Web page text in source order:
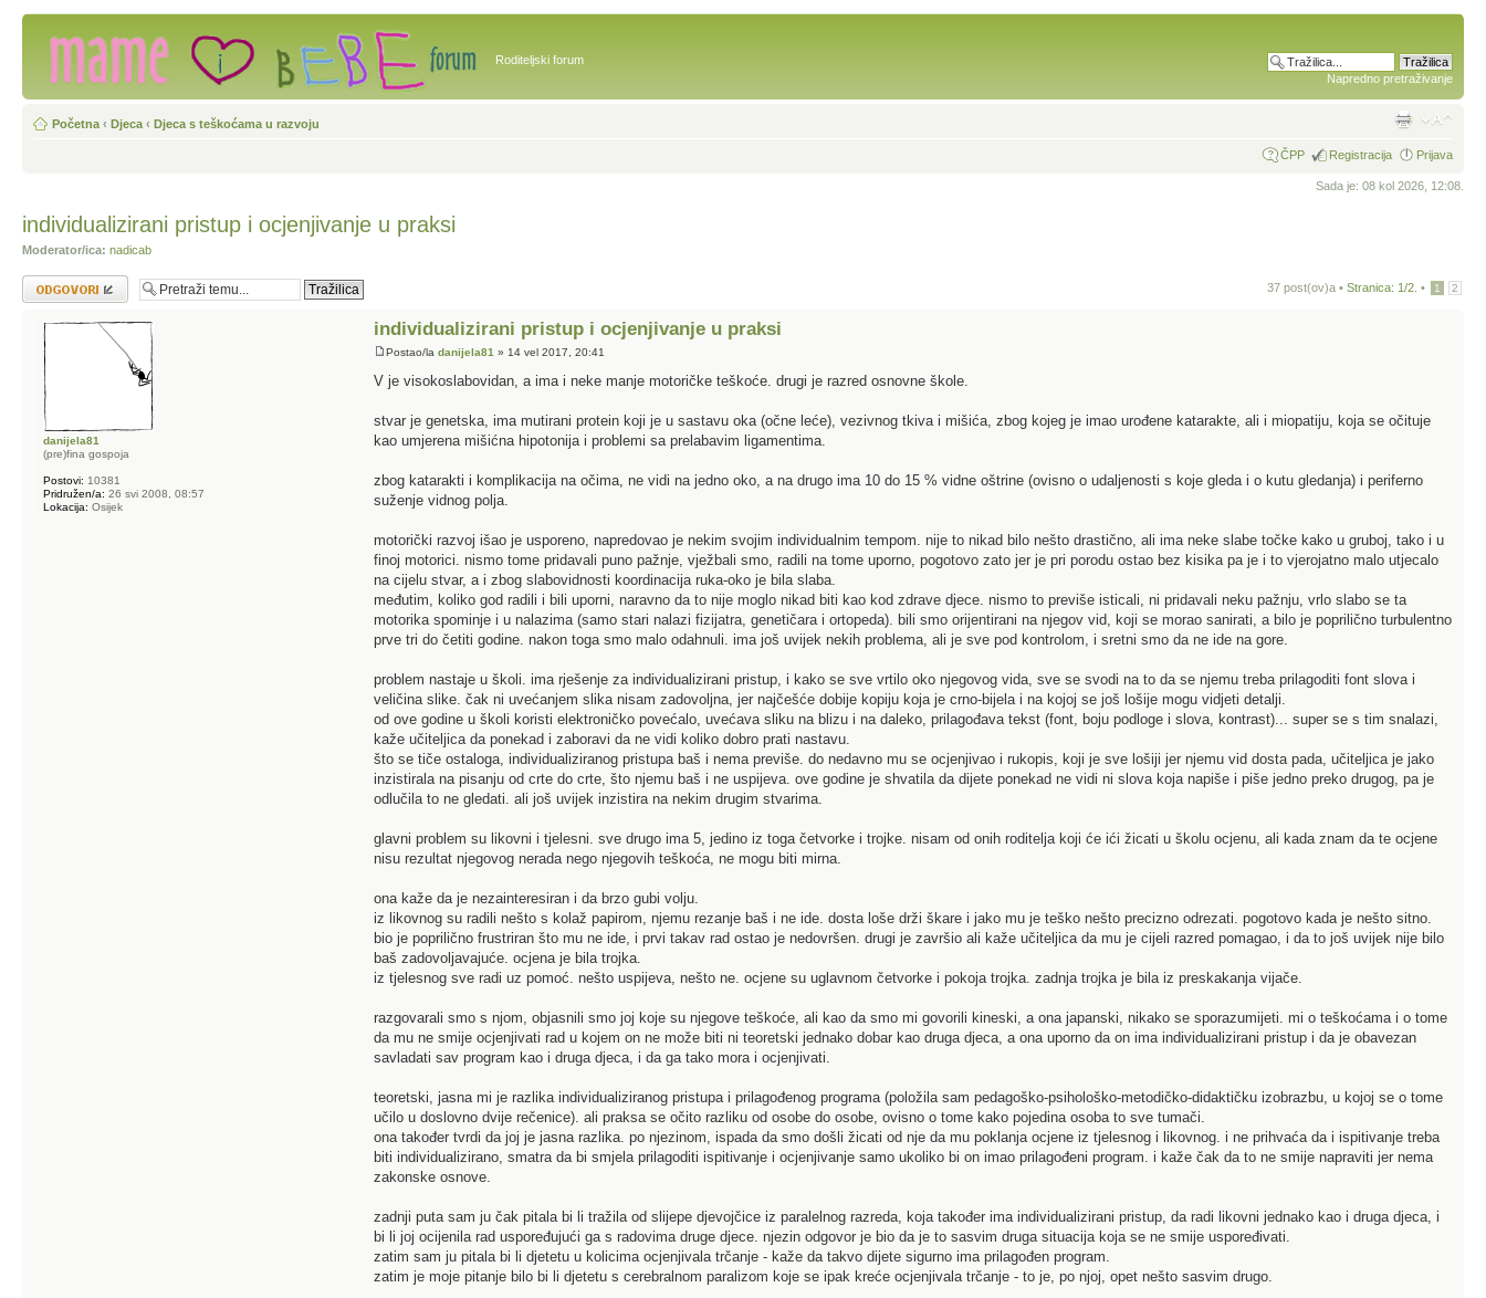
Roditeljski forum
Napredno pretraživanje
Početna ‹ Djeca ‹ Djeca s teškoćama u razvoju
ČPP Registracija Prijava
Sada je: 08 kol 2026, 12:08.
individualizirani pristup i ocjenjivanje u praksi
Moderator/ica: nadicab
Odgovori 37 post(ov)a • Stranica: 1/2 • 1 2
individualizirani pristup i ocjenjivanje u praksi
Postao/ladanijela81 » 14 vel 2017, 20:41
V je visokoslabovidan, a ima i neke manje motoričke teškoće. drugi je razred osnovne škole.
stvar je genetska, ima mutirani protein koji je u sastavu oka (očne leće), vezivnog tkiva i mišića, zbog kojeg je imao urođene katarakte, ali i miopatiju, koja se očituje
kao umjerena mišićna hipotonija i problemi sa prelabavim ligamentima.
zbog katarakti i komplikacija na očima, ne vidi na jedno oko, a na drugo ima 10 do 15 % vidne oštrine (ovisno o udaljenosti s koje gleda i o kutu gledanja) i periferno
suženje vidnog polja.
motorički razvoj išao je usporeno, napredovao je nekim svojim individualnim tempom. nije to nikad bilo nešto drastično, ali ima neke slabe točke kako u gruboj, tako i u
finoj motorici. nismo tome pridavali puno pažnje, vježbali smo, radili na tome uporno, pogotovo zato jer je pri porodu ostao bez kisika pa je i to vjerojatno malo utjecalo
na cijelu stvar, a i zbog slabovidnosti koordinacija ruka-oko je bila slaba.
međutim, koliko god radili i bili uporni, naravno da to nije moglo nikad biti kao kod zdrave djece. nismo to previše isticali, ni pridavali neku pažnju, vrlo slabo se ta
motorika spominje i u nalazima (samo stari nalazi fizijatra, genetičara i ortopeda). bili smo orijentirani na njegov vid, koji se morao sanirati, a bilo je poprilično turbulentno
prve tri do četiti godine. nakon toga smo malo odahnuli. ima još uvijek nekih problema, ali je sve pod kontrolom, i sretni smo da ne ide na gore.
problem nastaje u školi. ima rješenje za individualizirani pristup, i kako se sve vrtilo oko njegovog vida, sve se svodi na to da se njemu treba prilagoditi font slova i
veličina slike. čak ni uvećanjem slika nisam zadovoljna, jer najčešće dobije kopiju koja je crno-bijela i na kojoj se još lošije mogu vidjeti detalji.
od ove godine u školi koristi elektroničko povećalo, uvećava sliku na blizu i na daleko, prilagođava tekst (font, boju podloge i slova, kontrast)... super se s tim snalazi,
kaže učiteljica da ponekad i zaboravi da ne vidi koliko dobro prati nastavu.
što se tiče ostaloga, individualiziranog pristupa baš i nema previše. do nedavno mu se ocjenjivao i rukopis, koji je sve lošiji jer njemu vid dosta pada, učiteljica je jako
inzistirala na pisanju od crte do crte, što njemu baš i ne uspijeva. ove godine je shvatila da dijete ponekad ne vidi ni slova koja napiše i piše jedno preko drugog, pa je
odlučila to ne gledati. ali još uvijek inzistira na nekim drugim stvarima.
glavni problem su likovni i tjelesni. sve drugo ima 5, jedino iz toga četvorke i trojke. nisam od onih roditelja koji će ići žicati u školu ocjenu, ali kada znam da te ocjene
nisu rezultat njegovog nerada nego njegovih teškoća, ne mogu biti mirna.
ona kaže da je nezainteresiran i da brzo gubi volju.
iz likovnog su radili nešto s kolaž papirom, njemu rezanje baš i ne ide. dosta loše drži škare i jako mu je teško nešto precizno odrezati. pogotovo kada je nešto sitno.
bio je poprilično frustriran što mu ne ide, i prvi takav rad ostao je nedovršen. drugi je završio ali kaže učiteljica da mu je cijeli razred pomagao, i da to još uvijek nije bilo
baš zadovoljavajuće. ocjena je bila trojka.
iz tjelesnog sve radi uz pomoć. nešto uspijeva, nešto ne. ocjene su uglavnom četvorke i pokoja trojka. zadnja trojka je bila iz preskakanja vijače.
razgovarali smo s njom, objasnili smo joj koje su njegove teškoće, ali kao da smo mi govorili kineski, a ona japanski, nikako se sporazumijeti. mi o teškoćama i o tome
da mu ne smije ocjenjivati rad u kojem on ne može biti ni teoretski jednako dobar kao druga djeca, a ona uporno da on ima individualizirani pristup i da je obavezan
savladati sav program kao i druga djeca, i da ga tako mora i ocjenjivati.
teoretski, jasna mi je razlika individualiziranog pristupa i prilagođenog programa (položila sam pedagoško-psihološko-metodičko-didaktičku izobrazbu, u kojoj se o tome
učilo u doslovno dvije rečenice). ali praksa se očito razliku od osobe do osobe, ovisno o tome kako pojedina osoba to sve tumači.
ona također tvrdi da joj je jasna razlika. po njezinom, ispada da smo došli žicati od nje da mu poklanja ocjene iz tjelesnog i likovnog. i ne prihvaća da i ispitivanje treba
biti individualizirano, smatra da bi smjela prilagoditi ispitivanje i ocjenjivanje samo ukoliko bi on imao prilagođeni program. i kaže čak da to ne smije napraviti jer nema
zakonske osnove.
zadnji puta sam ju čak pitala bi li tražila od slijepe djevojčice iz paralelnog razreda, koja također ima individualizirani pristup, da radi likovni jednako kao i druga djeca, i
bi li joj ocijenila rad uspoređujući ga s radovima druge djece. njezin odgovor je bio da je to sasvim druga situacija koja se ne smije uspoređivati.
zatim sam ju pitala bi li djetetu u kolicima ocjenjivala trčanje - kaže da takvo dijete sigurno ima prilagođen program.
zatim je moje pitanje bilo bi li djetetu s cerebralnom paralizom koje se ipak kreće ocjenjivala trčanje - to je, po njoj, opet nešto sasvim drugo.
danijela81
(pre)fina gospoja
Postovi: 10381
Pridružen/a: 26 svi 2008, 08:57
Lokacija: Osijek